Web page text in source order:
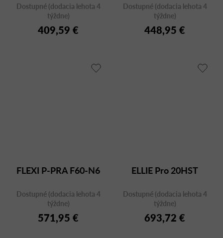
Dostupné (dodacia lehota 4
týždne)
409,59 €
Dostupné (dodacia lehota 4
týždne)
448,95 €
FLEXI P-PRA F60-N6
Dostupné (dodacia lehota 4
týždne)
571,95 €
ELLIE Pro 20HST
Dostupné (dodacia lehota 4
týždne)
693,72 €